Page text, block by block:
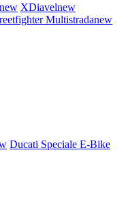
new XDiavelnew
Multistradanew
Ducati Speciale E-Bike